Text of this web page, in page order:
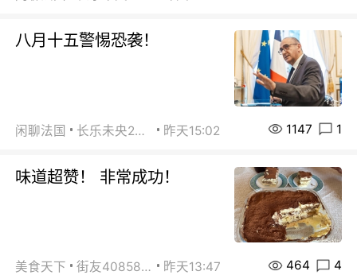
八月十五警惕恐袭！
闲聊法国 长乐未央2015 昨天15:02 1147 1
味道超赞！ 非常成功！
美食天下 街友40858442 昨天13:47 464 4